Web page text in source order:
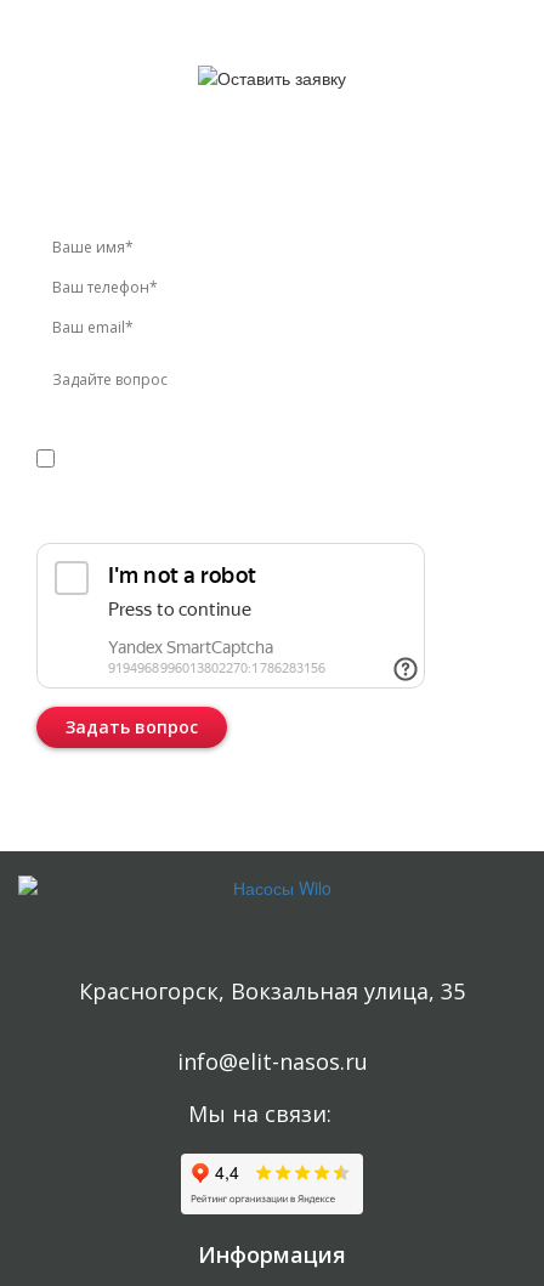
Задать вопрос
Красногорск, Вокзальная улица, 35
info@elit-nasos.ru
Мы на связи:
Информация